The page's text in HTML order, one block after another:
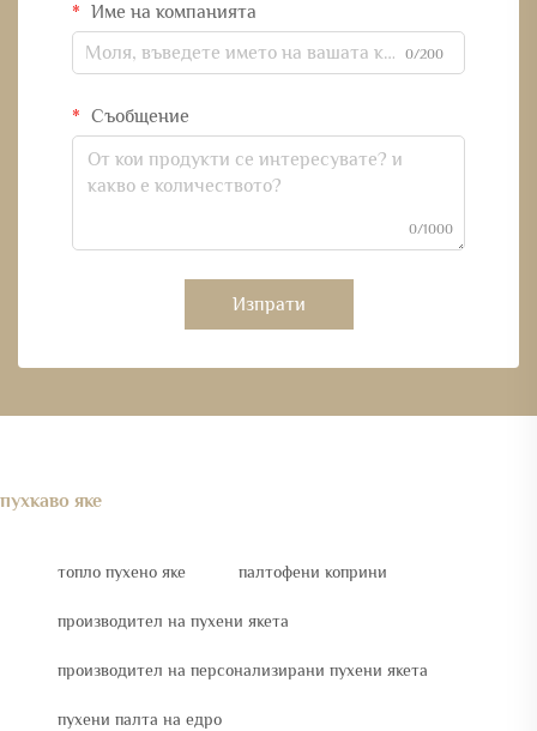
Име на компанията
0/200
Съобщение
0/1000
Изпрати
пухкаво яке
топло пухено яке палтофени коприни
производител на пухени якета
производител на персонализирани пухени якета
пухени палта на едро